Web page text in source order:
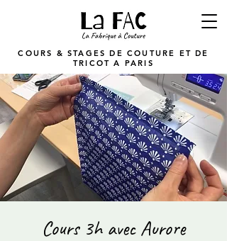
COURS & STAGES DE COUTURE ET DE
TRICOT A PARIS
Cours 3h avec Aurore